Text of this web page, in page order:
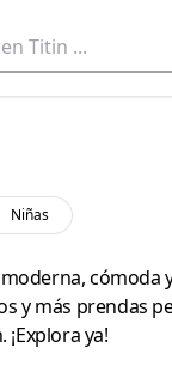
Niñas
cómoda
y más prendas
ya!